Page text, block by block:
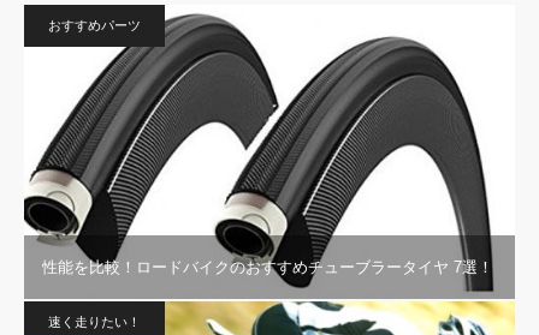
おすすめパーツ
性能を比較！ロードバイクのおすすめチューブラータイヤ 7選！
速く走りたい！